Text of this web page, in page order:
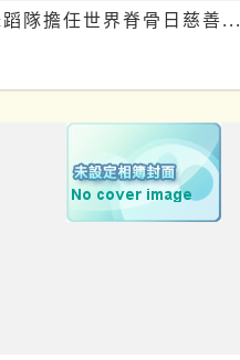
隊擔任世界脊骨日慈善...